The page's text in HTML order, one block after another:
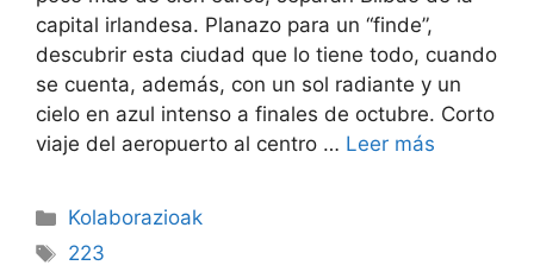
capital irlandesa. Planazo para un “finde”,
descubrir esta ciudad que lo tiene todo, cuando
se cuenta, además, con un sol radiante y un
cielo en azul intenso a finales de octubre. Corto
viaje del aeropuerto al centro … Leer más
Kolaborazioak
223